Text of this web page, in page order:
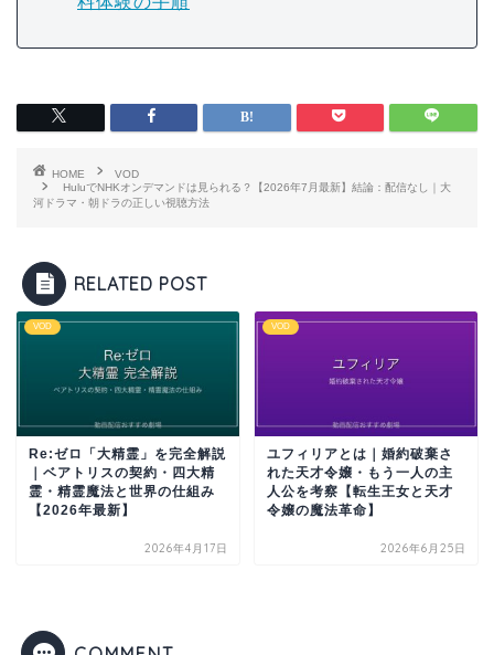
HOME
VOD
HuluでNHKオンデマンドは見られる？【2026年7月最新】結論：配信なし｜大
河ドラマ・朝ドラの正しい視聴方法
RELATED POST
VOD
Re:ゼロ「大精霊」を完全解説
｜ベアトリスの契約・四大精
霊・精霊魔法と世界の仕組み
【2026年最新】
2026年4月17日
VOD
ユフィリアとは｜婚約破棄さ
れた天才令嬢・もう一人の主
人公を考察【転生王女と天才
令嬢の魔法革命】
2026年6月25日